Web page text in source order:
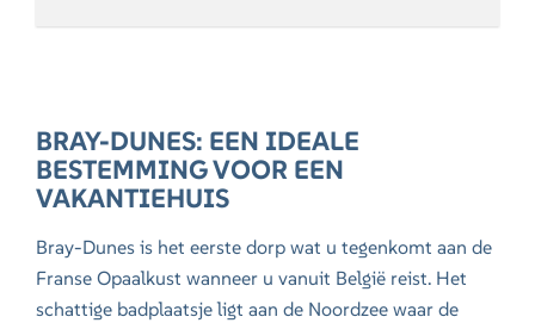
BRAY-DUNES: EEN IDEALE
BESTEMMING VOOR EEN
VAKANTIEHUIS
Bray-Dunes is het eerste dorp wat u tegenkomt aan de
Franse Opaalkust wanneer u vanuit België reist. Het
schattige badplaatsje ligt aan de Noordzee waar de